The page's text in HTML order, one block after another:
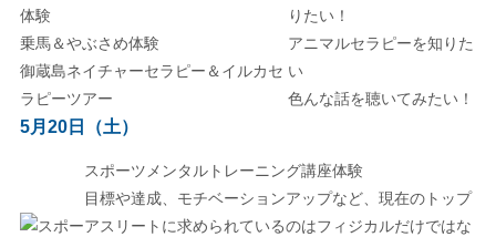
体験
乗馬＆やぶさめ体験
御蔵島ネイチャーセラピー＆イルカセ
ラピーツアー
りたい！
アニマルセラピーを知りた
い
色んな話を聴いてみたい！
5月20日（土）
スポーツメンタルトレーニング講座体験
目標や達成、モチベーションアップなど、現在のトップ
アスリートに求められているのはフィジカルだけではな